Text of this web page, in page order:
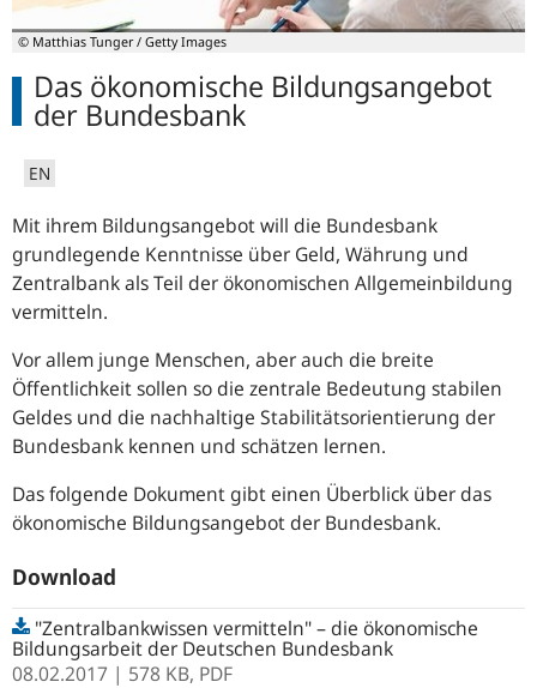
© Matthias Tunger / Getty Images
Das ökonomische Bildungsangebot
der Bundesbank
EN
Mit ihrem Bildungsangebot will die Bundesbank
grundlegende Kenntnisse über Geld, Währung und
Zentralbank als Teil der ökonomischen Allgemeinbildung
vermitteln.
Vor allem junge Menschen, aber auch die breite
Öffentlichkeit sollen so die zentrale Bedeutung stabilen
Geldes und die nachhaltige Stabilitätsorientierung der
Bundesbank kennen und schätzen lernen.
Das folgende Dokument gibt einen Überblick über das
ökonomische Bildungsangebot der Bundesbank.
Download
"Zentralbankwissen vermitteln" – die ökonomische
Bildungsarbeit der Deutschen Bundesbank
08.02.2017 | 578 KB, PDF